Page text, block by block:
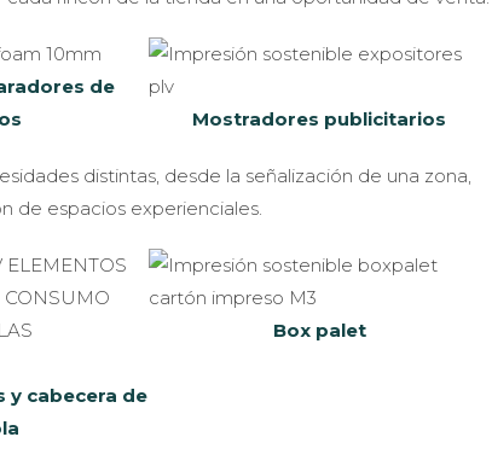
de
Mostradores publicitarios
distintas, desde la señalización de una zona,
de espacios experienciales.
y cabecera de
Box palet